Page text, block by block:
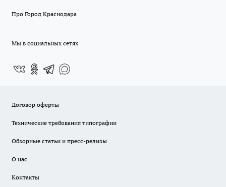
Про Город Краснодара
Мы в социальных сетях
Договор оферты
Технические требования типографии
Обзорные статьи и пресс-релизы
О нас
Контакты